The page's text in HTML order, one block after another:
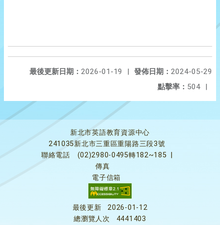
發佈日期： 2024-05-29
最後更新日期： 2026-01-19
|
點擊率： 504 |
新北市英語教育資源中心
241035新北市三重區重陽路三段3號
聯絡電話
(02)2980-0495轉182~185
傳真
電子信箱
最後更新
2026-01-12
總瀏覽人次
4441403